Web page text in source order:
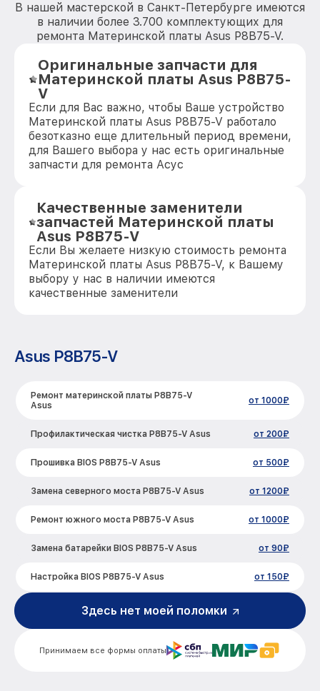
В нашей мастерской в Санкт-Петербурге имеются
в наличии более 3.700 комплектующих для
ремонта Материнской платы Asus P8B75-V.
Оригинальные запчасти для
Материнской платы Asus P8B75-
V
Если для Вас важно, чтобы Ваше устройство
Материнской платы Asus P8B75-V работало
безотказно еще длительный период времени,
для Вашего выбора у нас есть оригинальные
запчасти для ремонта Асус
Качественные заменители
запчастей Материнской платы
Asus P8B75-V
Если Вы желаете низкую стоимость ремонта
Материнской платы Asus P8B75-V, к Вашему
выбору у нас в наличии имеются
качественные заменители
Asus P8B75-V
Ремонт материнской платы P8B75-V
Asus
от 1000₽
Профилактическая чистка P8B75-V Asus от 200₽
Прошивка BIOS P8B75-V Asus от 500₽
Замена северного моста P8B75-V Asus от 1200₽
Ремонт южного моста P8B75-V Asus от 1000₽
Замена батарейки BIOS P8B75-V Asus от 90₽
Настройка BIOS P8B75-V Asus от 150₽
Принимаем все формы оплаты
Здесь нет моей поломки